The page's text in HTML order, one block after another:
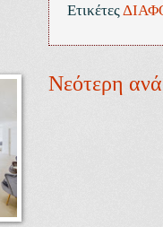
Ετικέτες
Νεότερη